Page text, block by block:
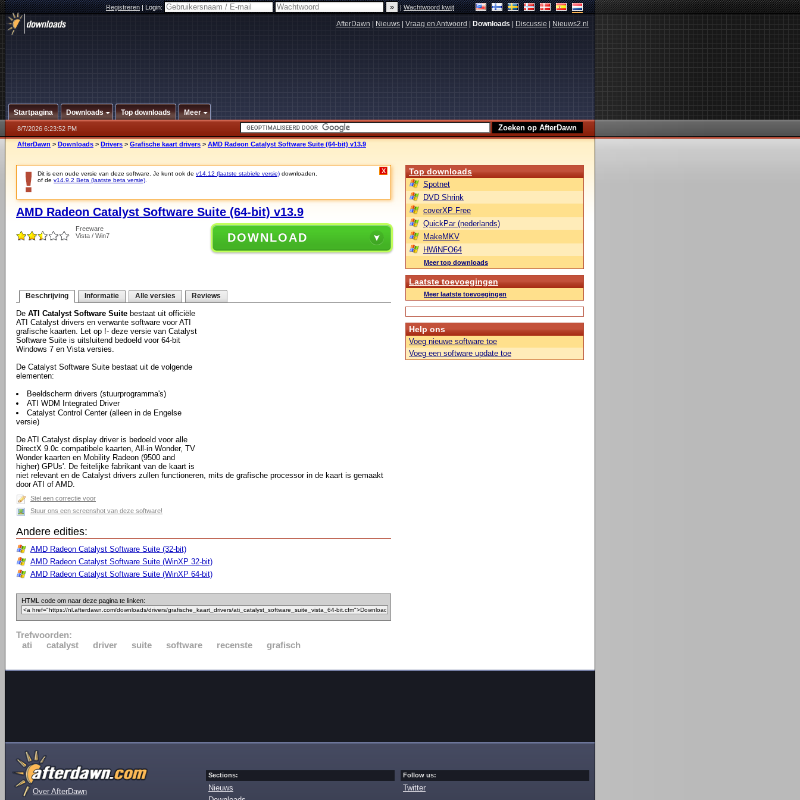
Registreren|Login: |Wachtwoord kwijt
AfterDawn Nieuws Vraag en Antwoord Downloads Discussie Nieuws2.nl
Startpagina Downloads Top downloads Meer
8/7/2026 6:23:52 PM
AfterDawn > Downloads > Drivers > Grafische kaart drivers > AMD Radeon Catalyst Software Suite (64-bit) v13.9
Dit is een oude versie van deze software. Je kunt ook de v14.12 (laatste stabiele versie) downloaden.
of de v14.9.2 Beta (laatste beta versie)
X
AMD Radeon Catalyst Software Suite (64-bit) v13.9
Freeware
Vista / Win7
DOWNLOAD
Beschrijving Informatie Alle versies Reviews
De ATI Catalyst Software Suite bestaat uit officiële
ATI Catalyst drivers en verwante software voor ATI
grafische kaarten. Let op !- deze versie van Catalyst
Software Suite is uitsluitend bedoeld voor 64-bit
Windows 7 en Vista versies.
De Catalyst Software Suite bestaat uit de volgende
elementen:
Beeldscherm drivers (stuurprogramma's)
ATI WDM Integrated Driver
Catalyst Control Center (alleen in de Engelse
versie)
De ATI Catalyst display driver is bedoeld voor alle
DirectX 9.0c compatibele kaarten, All-in Wonder, TV
Wonder kaarten en Mobility Radeon (9500 and
higher) GPUs'. De feitelijke fabrikant van de kaart is
niet relevant en de Catalyst drivers zullen functioneren, mits de grafische processor in de kaart is gemaakt
door ATI of AMD.
Stel een correctie voor
Stuur ons een screenshot van deze software!
Andere edities:
AMD Radeon Catalyst Software Suite (32-bit)
AMD Radeon Catalyst Software Suite (WinXP 32-bit)
AMD Radeon Catalyst Software Suite (WinXP 64-bit)
HTML code om naar deze pagina te linken:
Trefwoorden:
ati
catalyst driver suite software recenste grafisch
Top downloads
Spotnet
DVD Shrink
coverXP Free
QuickPar (nederlands)
MakeMKV
HWiNFO64
Meer top downloads
Laatste toevoegingen
Meer laatste toevoegingen
Help ons
Voeg nieuwe software toe
Voeg een software update toe
Over AfterDawn
Sections:
Nieuws
Follow us:
Twitter